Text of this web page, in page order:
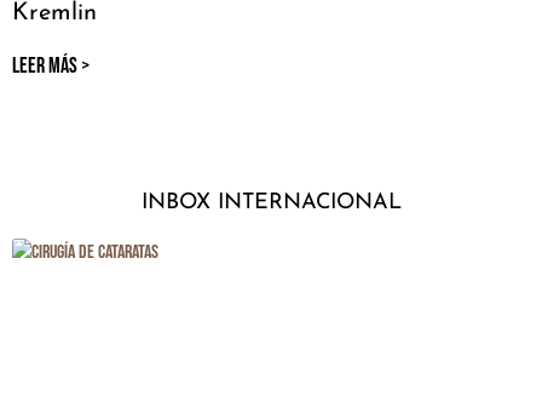
Kremlin
LEER MÁS >
INBOX INTERNACIONAL